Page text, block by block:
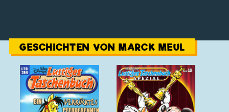
GESCHICHTEN VON MARCK MEUL